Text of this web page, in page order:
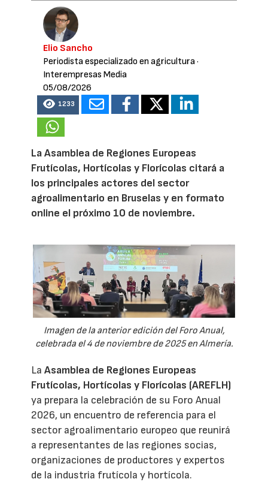
Elio Sancho
Periodista especializado en agricultura·
Interempresas Media
05/08/2026
1233
La Asamblea de Regiones Europeas
Frutícolas, Hortícolas y Florícolas citará a
los principales actores del sector
agroalimentario en Bruselas y en formato
online el próximo 10 de noviembre.
Imagen de la anterior edición del Foro Anual,
celebrada el 4 de noviembre de 2025 en Almería.
LaAsamblea de Regiones Europeas
Frutícolas, Hortícolas y Florícolas (AREFLH)
ya prepara la celebración de su Foro Anual
2026, un encuentro de referencia para el
sector agroalimentario europeo que reunirá
a representantes de las regiones socias,
organizaciones de productores y expertos
de la industria frutícola y hortícola.